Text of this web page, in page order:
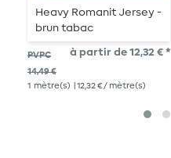
Heavy Romanit Jersey -
brun tabac
PVPC
14,49 €
à partir de 12,32 € *
1 mètre(s) | 12,32 € / mètre(s)